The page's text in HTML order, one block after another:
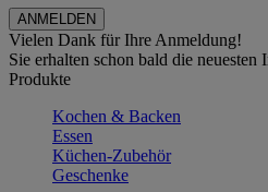
Vielen Dank für Ihre Anmeldung!
Sie erhalten schon bald die
Produkte
Kochen & Backen
Essen
Küchen-Zubehör
Geschenke